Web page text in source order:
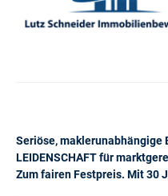
Seriöse, maklerunabhängige
LEIDENSCHAFT für
Zum fairen Festpreis. Mit 30